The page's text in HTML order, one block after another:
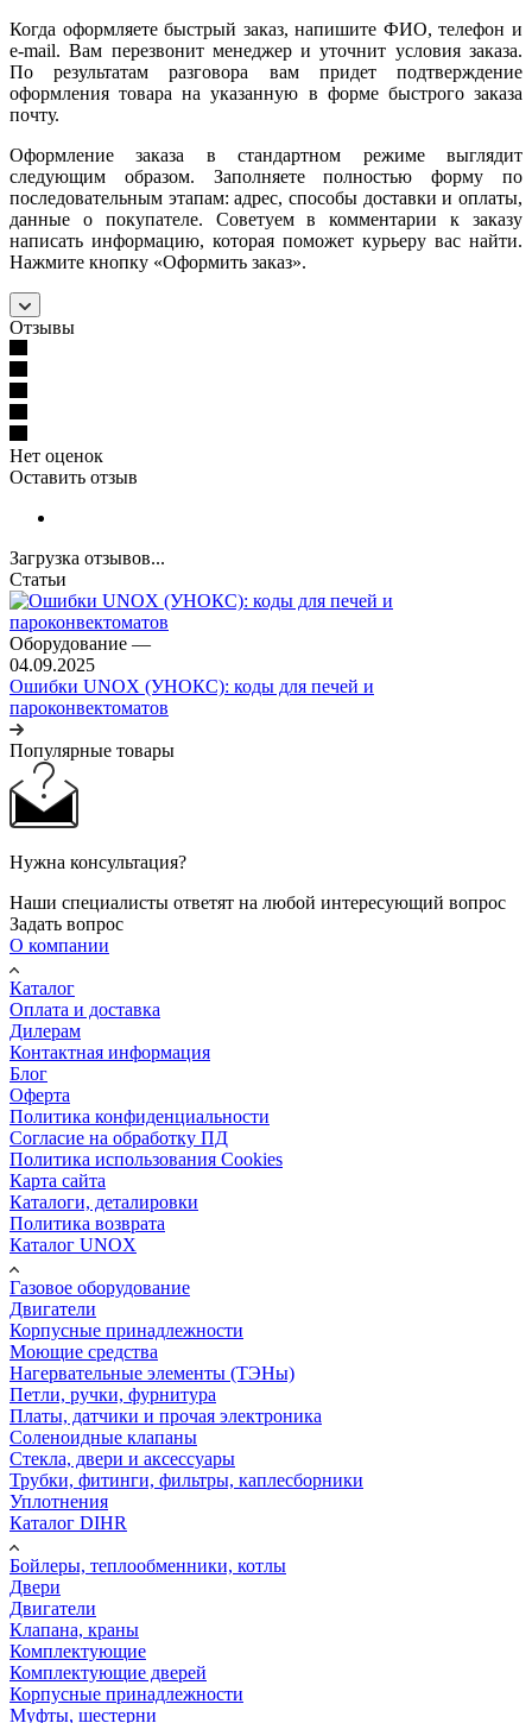
Когда оформляете быстрый заказ, напишите ФИО, телефон и
e-mail. Вам перезвонит менеджер и уточнит условия заказа.
По результатам разговора вам придет подтверждение
оформления товара на указанную в форме быстрого заказа
почту.
Оформление заказа в стандартном режиме выглядит
следующим образом. Заполняете полностью форму по
последовательным этапам: адрес, способы доставки и оплаты,
данные о покупателе. Советуем в комментарии к заказу
написать информацию, которая поможет курьеру вас найти.
Нажмите кнопку «Оформить заказ».
Отзывы
Нет оценок
Оставить отзыв
Загрузка отзывов...
Статьи
Оборудование —
04.09.2025
Ошибки UNOX (УНОКС): коды для печей и
пароконвектоматов
Популярные товары
Нужна консультация?
Наши специалисты ответят на любой интересующий вопрос
Задать вопрос
О компании
Каталог
Оплата и доставка
Дилерам
Контактная информация
Блог
Оферта
Политика конфиденциальности
Согласие на обработку ПД
Политика использования Cookies
Карта сайта
Каталоги, деталировки
Политика возврата
Каталог UNOX
Газовое оборудование
Двигатели
Корпусные принадлежности
Моющие средства
Нагервательные элементы (ТЭНы)
Петли, ручки, фурнитура
Платы, датчики и прочая электроника
Соленоидные клапаны
Стекла, двери и аксессуары
Трубки, фитинги, фильтры, каплесборники
Уплотнения
Каталог DIHR
Бойлеры, теплообменники, котлы
Двери
Двигатели
Клапана, краны
Комплектующие
Комплектующие дверей
Корпусные принадлежности
Муфты, шестерни